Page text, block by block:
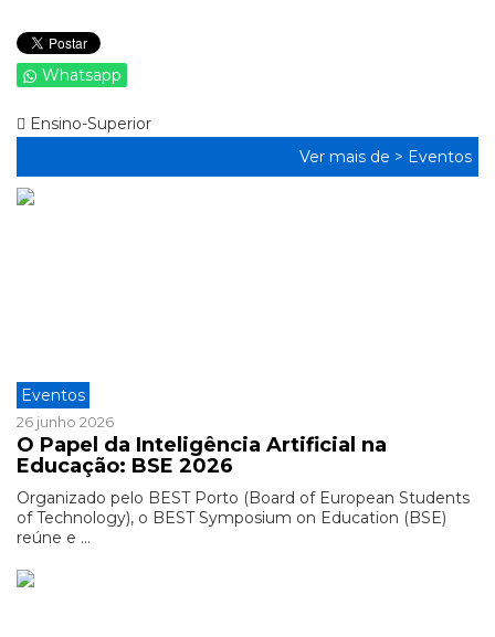
Whatsapp
Ensino-Superior
Ver mais de > Eventos
Eventos
26 junho 2026
O Papel da Inteligência Artificial na
Educação: BSE 2026
Organizado pelo BEST Porto (Board of European Students
of Technology), o BEST Symposium on Education (BSE)
reúne e ...